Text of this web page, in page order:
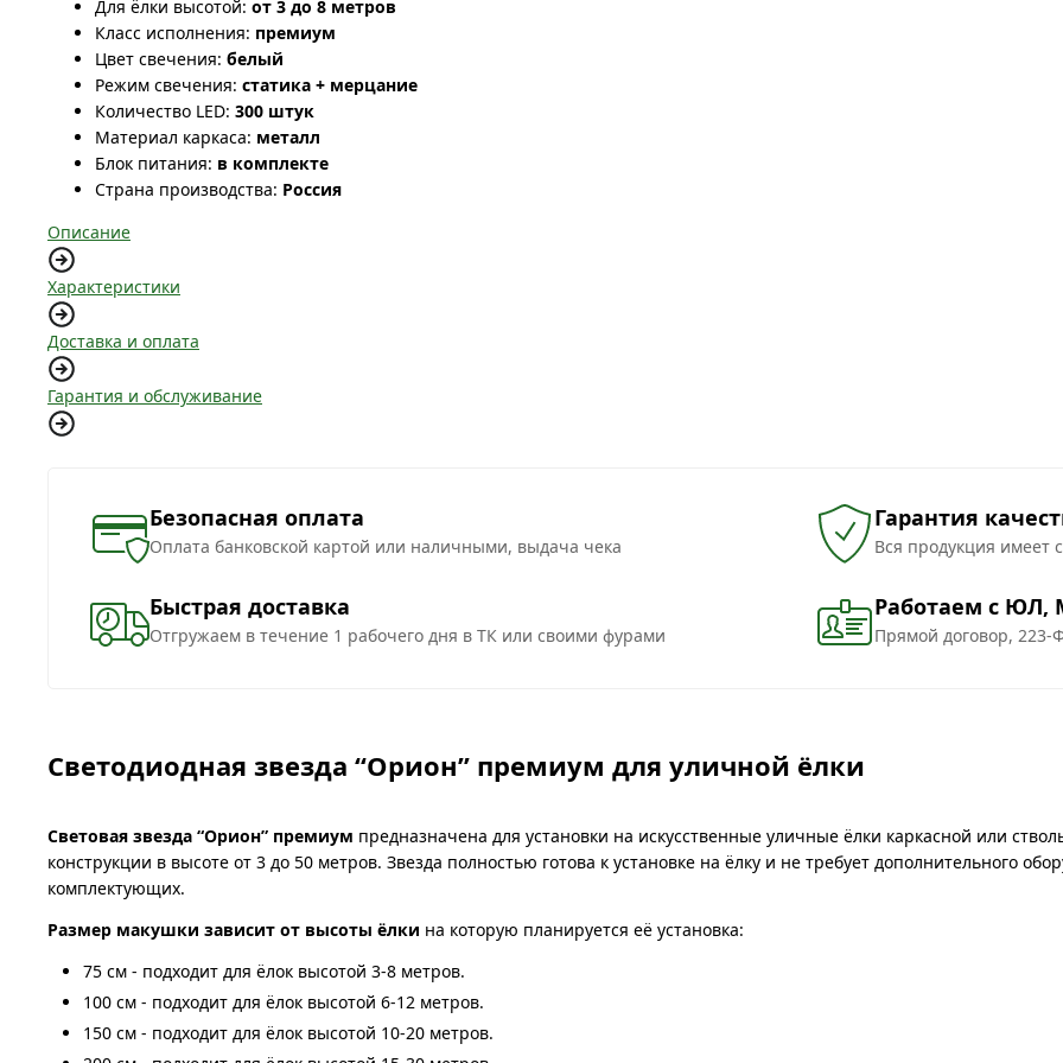
Для ёлки высотой: от 3 до 8 метров
Класс исполнения: премиум
Цвет свечения: белый
Режим свечения: статика + мерцание
Количество LED: 300 штук
Материал каркаса: металл
Блок питания: в комплекте
Страна производства: Россия
Описание
Характеристики
Доставка и оплата
Гарантия и обслуживание
Безопасная оплата
Оплата банковской картой или наличными, выдача чека
Гарантия
Вся продукция имеет
Быстрая доставка
Отгружаем в течение 1 рабочего дня в ТК или своими фурами
Работаем с ЮЛ,
Прямой договор, 223-
Светодиодная звезда “Орион” премиум для уличной ёлки
Световая звезда “Орион” премиум предназначена для установки на искусственные уличные ёлки каркасной или
конструкции в высоте от 3 до 50 метров. Звезда полностью готова к установке на ёлку и не требует дополнительного
комплектующих.
Размер макушки зависит от высоты ёлки на которую планируется её установка:
75 см - подходит для ёлок высотой 3-8 метров.
100 см - подходит для ёлок высотой 6-12 метров.
150 см - подходит для ёлок высотой 10-20 метров.